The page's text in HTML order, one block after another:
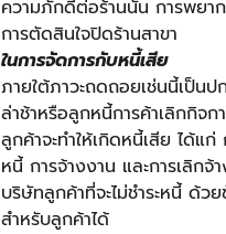
ความภักดีต่อร้านนั้น การพยา
การตัดสินใจปิดร้านสาขา
ในการจัดการกับหนี้เสีย
ภายใต้ภาวะถดถอยเช่นนี้เป็น
ล่าช้าหรือลูกหนี้การค้าเลิกกิจ
ลูกค้าจะทำให้เกิดหนี้เสีย ได้แ
หนี้ การจ้างงาน และการเลิก
บริษัทลูกค้าที่จะไม่ชำระหนี้ ด้วย
สำหรับลูกค้าได้